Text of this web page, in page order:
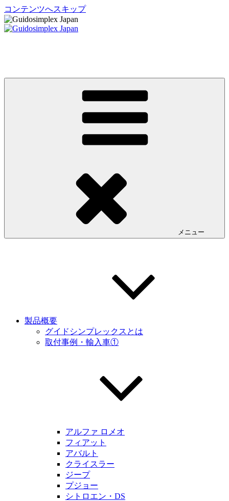
コンテンツへスキップ
メニュー
製品概要
グイドシンプレックスとは
取付事例・輸入車①
アルファ ロメオ
フィアット
アバルト
クライスラー
ジープ
プジョー
シトロエン・DS